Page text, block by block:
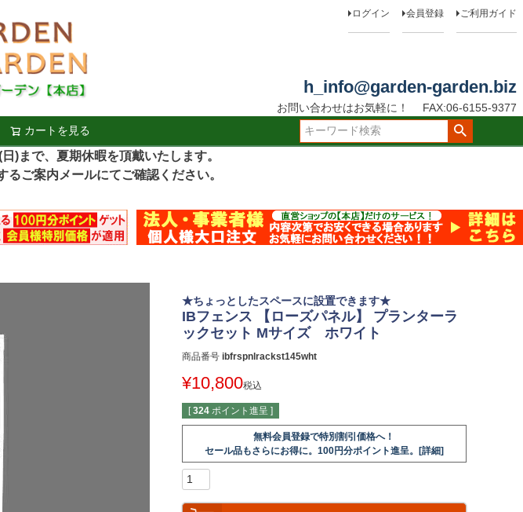
ログイン 会員登録 ご利用ガイド
h_info@garden-garden.biz
お問い合わせはお気軽に！
FAX:06-6155-9377
カートを見る
検索
)まで、夏期休暇を頂戴いたします。
案内メールにてご確認ください。
★ちょっとしたスペースに設置できます★
IBフェンス 【ローズパネル】 プランターラ
ックセット Mサイズ ホワイト
商品番号 ibfrspnlrackst145wht
¥10,800税込
[ 324 ポイント進呈 ]
無料会員登録で特別割引価格へ！
セール品もさらにお得に。100円分ポイント進呈。[詳細]